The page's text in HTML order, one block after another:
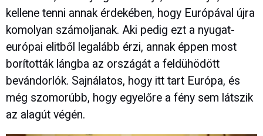
kellene tenni annak érdekében, hogy Európával újra
komolyan számoljanak. Aki pedig ezt a nyugat-
európai elitből legalább érzi, annak éppen most
borították lángba az országát a feldühödött
bevándorlók. Sajnálatos, hogy itt tart Európa, és
még szomorúbb, hogy egyelőre a fény sem látszik
az alagút végén.